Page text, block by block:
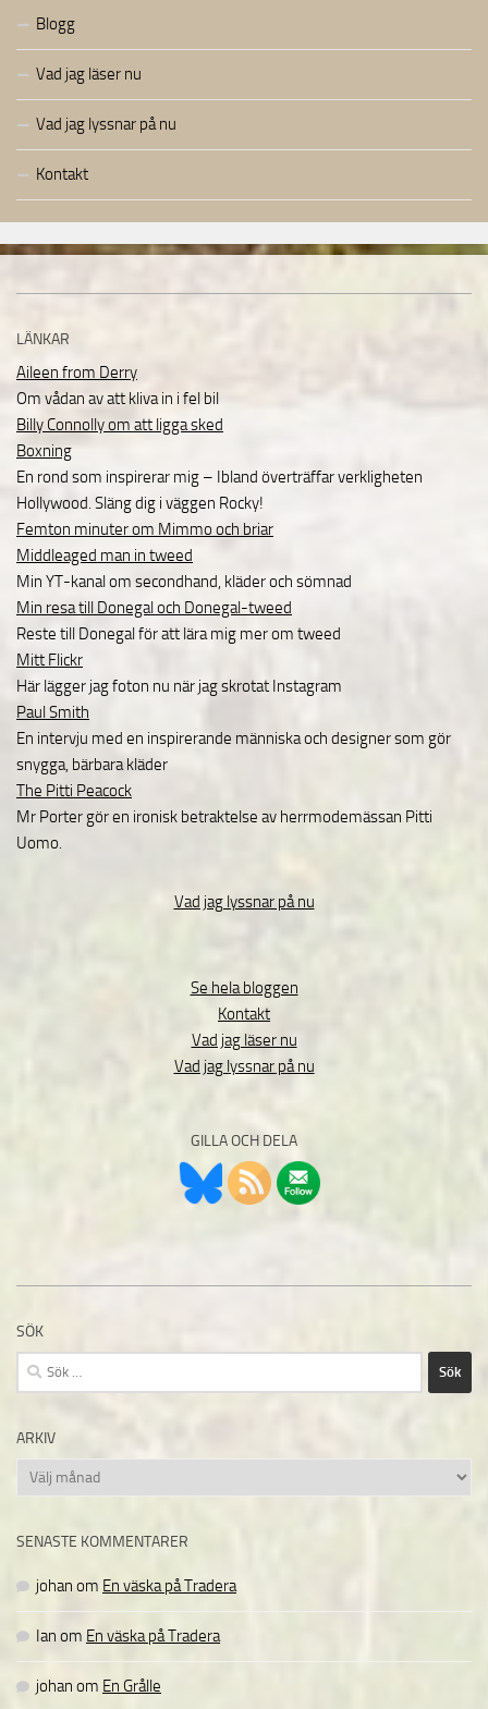
Blogg
Vad jag läser nu
Vad jag lyssnar på nu
Kontakt
LÄNKAR
Aileen from Derry
Om vådan av att kliva in i fel bil
Billy Connolly om att ligga sked
Boxning
En rond som inspirerar mig – Ibland överträffar verkligheten
Hollywood. Släng dig i väggen Rocky!
Femton minuter om Mimmo och briar
Middleaged man in tweed
Min YT-kanal om secondhand, kläder och sömnad
Min resa till Donegal och Donegal-tweed
Reste till Donegal för att lära mig mer om tweed
Mitt Flickr
Här lägger jag foton nu när jag skrotat Instagram
Paul Smith
En intervju med en inspirerande människa och designer som gör
snygga, bärbara kläder
The Pitti Peacock
Mr Porter gör en ironisk betraktelse av herrmodemässan Pitti
Uomo.
Vad jag lyssnar på nu
Se hela bloggen
Kontakt
Vad jag läser nu
Vad jag lyssnar på nu
GILLA OCH DELA
SÖK
Sök
efter:
ARKIV
Arkiv
SENASTE KOMMENTARER
johan om En väska på Tradera
Ian om En väska på Tradera
johan om En Grålle